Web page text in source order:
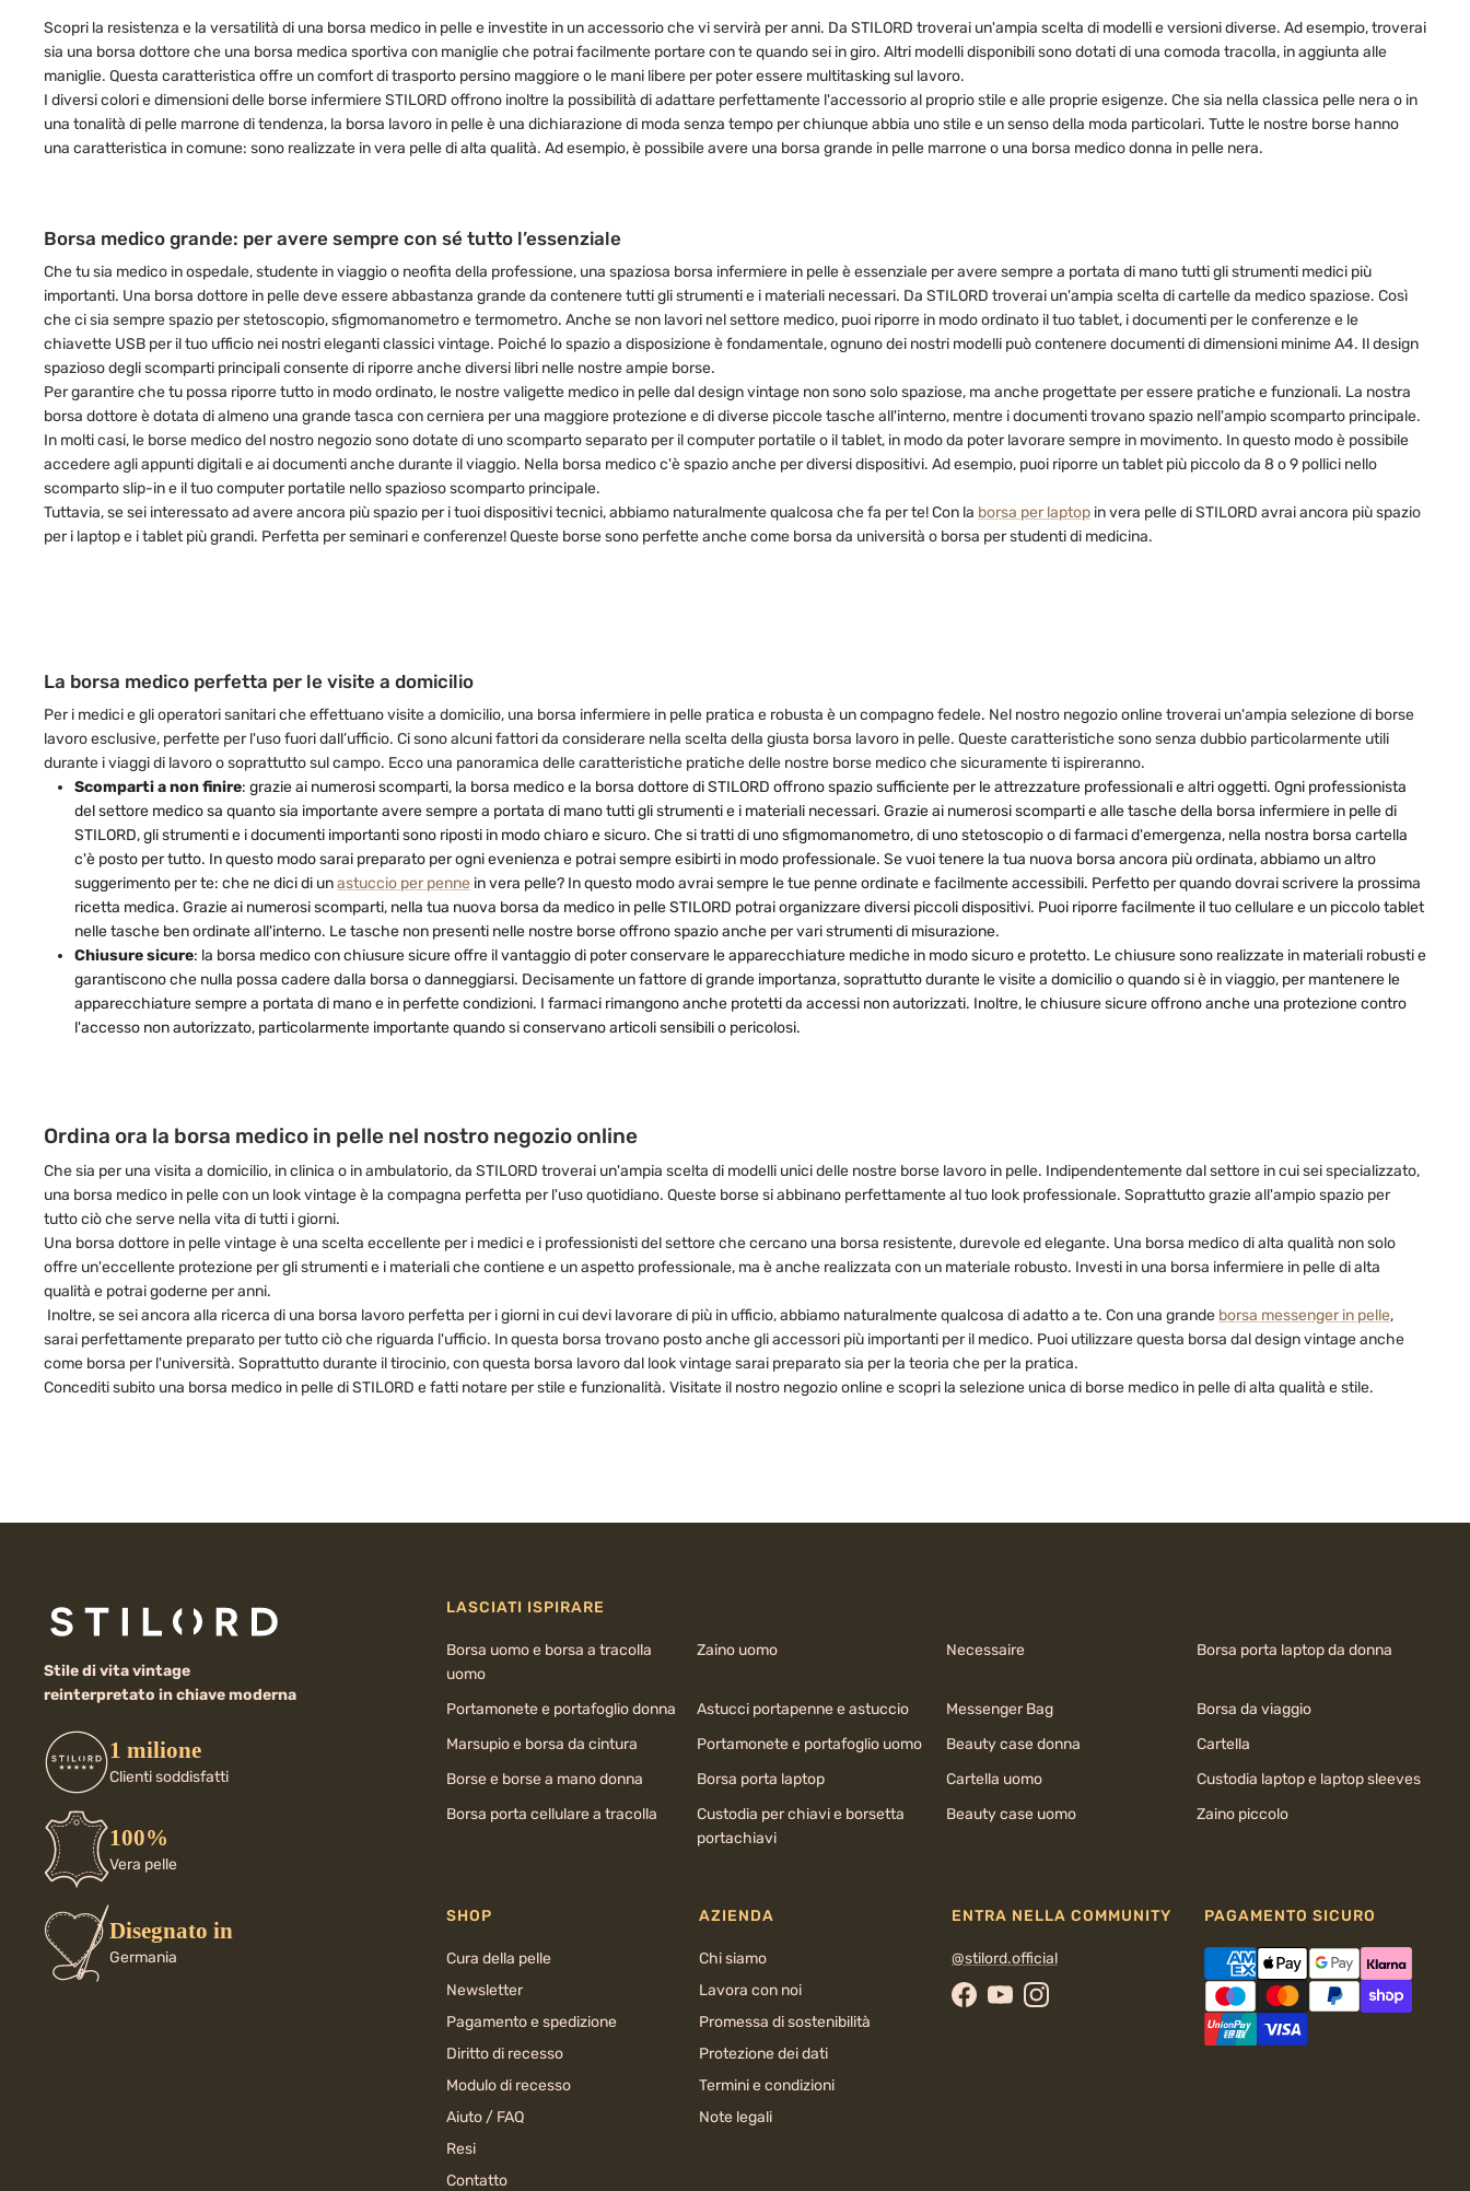
Scopri la resistenza e la versatilità di una borsa medico in pelle e investite in un accessorio che vi servirà per anni. Da STILORD troverai un'ampia scelta di modelli e versioni diverse. Ad esempio, troverai
sia una borsa dottore che una borsa medica sportiva con maniglie che potrai facilmente portare con te quando sei in giro. Altri modelli disponibili sono dotati di una comoda tracolla, in aggiunta alle
maniglie. Questa caratteristica offre un comfort di trasporto persino maggiore o le mani libere per poter essere multitasking sul lavoro.
I diversi colori e dimensioni delle borse infermiere STILORD offrono inoltre la possibilità di adattare perfettamente l'accessorio al proprio stile e alle proprie esigenze. Che sia nella classica pelle nera o in
una tonalità di pelle marrone di tendenza, la borsa lavoro in pelle è una dichiarazione di moda senza tempo per chiunque abbia uno stile e un senso della moda particolari. Tutte le nostre borse hanno
una caratteristica in comune: sono realizzate in vera pelle di alta qualità. Ad esempio, è possibile avere una borsa grande in pelle marrone o una borsa medico donna in pelle nera.
Borsa medico grande: per avere sempre con sé tutto l’essenziale
Che tu sia medico in ospedale, studente in viaggio o neofita della professione, una spaziosa borsa infermiere in pelle è essenziale per avere sempre a portata di mano tutti gli strumenti medici più
importanti. Una borsa dottore in pelle deve essere abbastanza grande da contenere tutti gli strumenti e i materiali necessari. Da STILORD troverai un'ampia scelta di cartelle da medico spaziose. Così
che ci sia sempre spazio per stetoscopio, sfigmomanometro e termometro. Anche se non lavori nel settore medico, puoi riporre in modo ordinato il tuo tablet, i documenti per le conferenze e le
chiavette USB per il tuo ufficio nei nostri eleganti classici vintage. Poiché lo spazio a disposizione è fondamentale, ognuno dei nostri modelli può contenere documenti di dimensioni minime A4. Il design
spazioso degli scomparti principali consente di riporre anche diversi libri nelle nostre ampie borse.
Per garantire che tu possa riporre tutto in modo ordinato, le nostre valigette medico in pelle dal design vintage non sono solo spaziose, ma anche progettate per essere pratiche e funzionali. La nostra
borsa dottore è dotata di almeno una grande tasca con cerniera per una maggiore protezione e di diverse piccole tasche all'interno, mentre i documenti trovano spazio nell'ampio scomparto principale.
In molti casi, le borse medico del nostro negozio sono dotate di uno scomparto separato per il computer portatile o il tablet, in modo da poter lavorare sempre in movimento. In questo modo è possibile
accedere agli appunti digitali e ai documenti anche durante il viaggio. Nella borsa medico c'è spazio anche per diversi dispositivi. Ad esempio, puoi riporre un tablet più piccolo da 8 o 9 pollici nello
scomparto slip-in e il tuo computer portatile nello spazioso scomparto principale.
Tuttavia, se sei interessato ad avere ancora più spazio per i tuoi dispositivi tecnici, abbiamo naturalmente qualcosa che fa per te! Con la borsa per laptop in vera pelle di STILORD avrai ancora più spazio
per i laptop e i tablet più grandi. Perfetta per seminari e conferenze! Queste borse sono perfette anche come borsa da università o borsa per studenti di medicina.
La borsa medico perfetta per le visite a domicilio
Per i medici e gli operatori sanitari che effettuano visite a domicilio, una borsa infermiere in pelle pratica e robusta è un compagno fedele. Nel nostro negozio online troverai un'ampia selezione di borse
lavoro esclusive, perfette per l'uso fuori dall’ufficio. Ci sono alcuni fattori da considerare nella scelta della giusta borsa lavoro in pelle. Queste caratteristiche sono senza dubbio particolarmente utili
durante i viaggi di lavoro o soprattutto sul campo. Ecco una panoramica delle caratteristiche pratiche delle nostre borse medico che sicuramente ti ispireranno.
Scomparti a non finire: grazie ai numerosi scomparti, la borsa medico e la borsa dottore di STILORD offrono spazio sufficiente per le attrezzature professionali e altri oggetti. Ogni professionista
del settore medico sa quanto sia importante avere sempre a portata di mano tutti gli strumenti e i materiali necessari. Grazie ai numerosi scomparti e alle tasche della borsa infermiere in pelle di
STILORD, gli strumenti e i documenti importanti sono riposti in modo chiaro e sicuro. Che si tratti di uno sfigmomanometro, di uno stetoscopio o di farmaci d'emergenza, nella nostra borsa cartella
c'è posto per tutto. In questo modo sarai preparato per ogni evenienza e potrai sempre esibirti in modo professionale. Se vuoi tenere la tua nuova borsa ancora più ordinata, abbiamo un altro
suggerimento per te: che ne dici di unastuccio per penne in vera pelle? In questo modo avrai sempre le tue penne ordinate e facilmente accessibili. Perfetto per quando dovrai scrivere la prossima
ricetta medica. Grazie ai numerosi scomparti, nella tua nuova borsa da medico in pelle STILORD potrai organizzare diversi piccoli dispositivi. Puoi riporre facilmente il tuo cellulare e un piccolo tablet
nelle tasche ben ordinate all'interno. Le tasche non presenti nelle nostre borse offrono spazio anche per vari strumenti di misurazione.
Chiusure sicure: la borsa medico con chiusure sicure offre il vantaggio di poter conservare le apparecchiature mediche in modo sicuro e protetto. Le chiusure sono realizzate in materiali robusti e
garantiscono che nulla possa cadere dalla borsa o danneggiarsi. Decisamente un fattore di grande importanza, soprattutto durante le visite a domicilio o quando si è in viaggio, per mantenere le
apparecchiature sempre a portata di mano e in perfette condizioni. I farmaci rimangono anche protetti da accessi non autorizzati. Inoltre, le chiusure sicure offrono anche una protezione contro
l'accesso non autorizzato, particolarmente importante quando si conservano articoli sensibili o pericolosi.
Ordina ora la borsa medico in pelle nel nostro negozio online
Che sia per una visita a domicilio, in clinica o in ambulatorio, da STILORD troverai un'ampia scelta di modelli unici delle nostre borse lavoro in pelle. Indipendentemente dal settore in cui sei specializzato,
una borsa medico in pelle con un look vintage è la compagna perfetta per l'uso quotidiano. Queste borse si abbinano perfettamente al tuo look professionale. Soprattutto grazie all'ampio spazio per
tutto ciò che serve nella vita di tutti i giorni.
Una borsa dottore in pelle vintage è una scelta eccellente per i medici e i professionisti del settore che cercano una borsa resistente, durevole ed elegante. Una borsa medico di alta qualità non solo
offre un'eccellente protezione per gli strumenti e i materiali che contiene e un aspetto professionale, ma è anche realizzata con un materiale robusto. Investi in una borsa infermiere in pelle di alta
qualità e potrai goderne per anni.
Inoltre, se sei ancora alla ricerca di una borsa lavoro perfetta per i giorni in cui devi lavorare di più in ufficio, abbiamo naturalmente qualcosa di adatto a te. Con una grande borsa messenger in pelle,
sarai perfettamente preparato per tutto ciò che riguarda l'ufficio. In questa borsa trovano posto anche gli accessori più importanti per il medico. Puoi utilizzare questa borsa dal design vintage anche
come borsa per l'università. Soprattutto durante il tirocinio, con questa borsa lavoro dal look vintage sarai preparato sia per la teoria che per la pratica.
Concediti subito una borsa medico in pelle di STILORD e fatti notare per stile e funzionalità. Visitate il nostro negozio online e scopri la selezione unica di borse medico in pelle di alta qualità e stile.
Stile di vita vintage
reinterpretato in chiave moderna
1 milione
Clienti soddisfatti
100%
Vera pelle
Disegnato in
Germania
LASCIATI ISPIRARE
Borsa uomo e borsa a tracolla
uomo
Zaino uomo Necessaire Borsa porta laptop da donna
Portamonete e portafoglio donna Astucci portapenne e astuccio Messenger Bag
Borsa da viaggio
Marsupio e borsa da cintura
Portamonete e portafoglio uomo Beauty case donna
Cartella
Borse e borse a mano donna
Borsa porta laptop Cartella uomo
Custodia laptop e laptop sleeves
Borsa porta cellulare a tracolla
Custodia per chiavi e borsetta
portachiavi
Beauty case uomo Zaino piccolo
SHOP
Cura della pelle
Newsletter
Pagamento e spedizione
Diritto di recesso
Modulo di recesso
Aiuto / FAQ
Resi
Contatto
AZIENDA
Chi siamo
Lavora con noi
Promessa di sostenibilità
Protezione dei dati
Termini e condizioni
Note legali
ENTRA NELLA COMMUNITY
@stilord.official
Facebook
YouTubeInstagram
PAGAMENTO SICURO